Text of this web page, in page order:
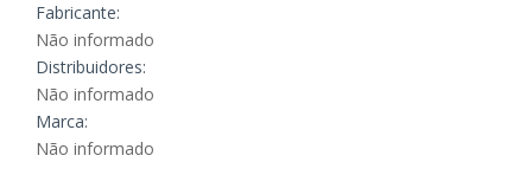
Fabricante:
Não informado
Distribuidores:
Não informado
Marca:
Não informado